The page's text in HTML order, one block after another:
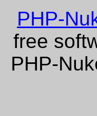
PHP-
free
PHP-